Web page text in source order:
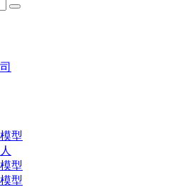
型
型
型